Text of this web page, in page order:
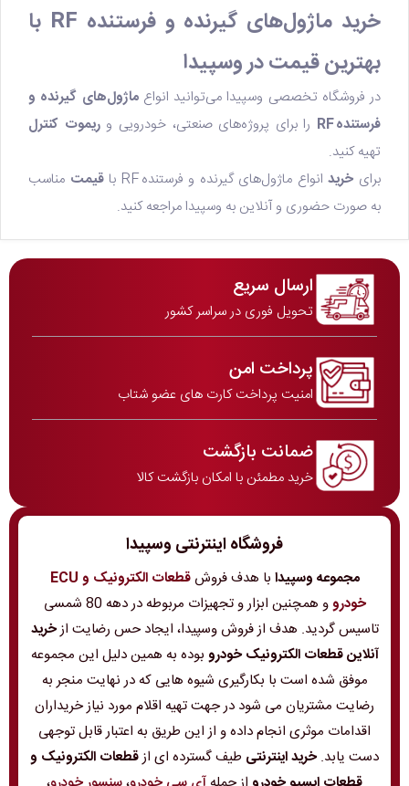
خرید ماژول‌های گیرنده و فرستنده RF با
بهترین قیمت در وسپیدا
در فروشگاه تخصصی وسپیدا می‌توانید انواعماژول‌های گیرنده و
فرستندهRF را برای پروژه‌های صنعتی، خودرویی وریموت کنترل
تهیه کنید.
برای خریدانواع ماژول‌های گیرنده و فرستنده RF با قیمت مناسب
به صورت حضوری و آنلاین به وسپیدا مراجعه کنید.
ارسال سریع
تحویل فوری در سراسر کشور
پرداخت امن
امنیت پرداخت کارت های عضو شتاب
ضمانت بازگشت
خرید مطمئن با امکان بازگشت کالا
فروشگاه اینترنتی وسپیدا
مجموعه وسپیدا با هدف فروش
قطعات الکترونیک و ECU
خودرو
و همچنین ابزار و تجهیزات مربوطه در دهه 80 شمسی
تاسیس گردید. هدف از فروش وسپیدا، ایجاد حس رضایت ازخرید
آنلاین قطعات الکترونیک خودرو بوده به همین دلیل این مجموعه
موفق شده است با بکارگیری شیوه هایی که در نهایت منجر به
رضایت مشتریان می شود در جهت تهیه اقلام مورد نیاز خریداران
اقدامات موثری انجام داده و از این طریق به اعتبار قابل توجهی
دست یابد.خرید اینترنتی طیف گسترده ای ازقطعات الکترونیک و